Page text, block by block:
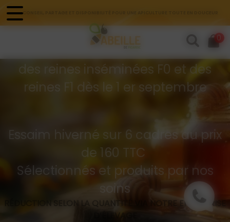
Panneau de gestion des cookies
CONSEIL, PARTAGE ET DISPONIBILITÉ POUR UNE APICULTURE TOUTE EN DOUCEUR
0
Commandes d'essaims
des reines inséminées F0 et des
reines F1 dès le 1 er septembre
Essaim hiverné sur 6 cadres au prix
de 160 TTC
Sélectionnés et produits par nos
soins
RÉDUCTION SELON LA QUANTITÉ VIA NOTRE ENTREPRISE
D’ÉLEVAGE